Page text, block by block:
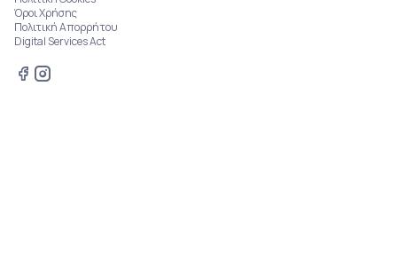
Όροι Χρήσης
Πολιτική Απορρήτου
Digital Services Act